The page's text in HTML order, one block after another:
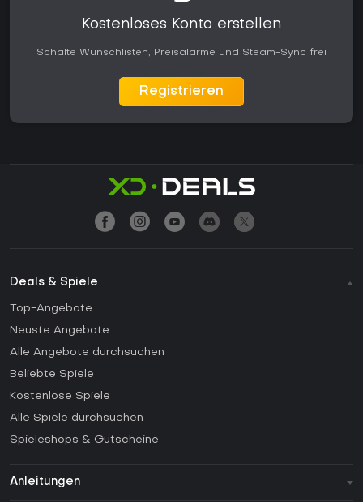
Kostenloses Konto erstellen
Schalte Wunschlisten, Preisalarme und Steam-Sync frei
Registrieren
Deals & Spiele
Top-Angebote
Neuste Angebote
Alle Angebote durchsuchen
Beliebte Spiele
Kostenlose Spiele
Alle Spiele durchsuchen
Spieleshops & Gutscheine
Anleitungen